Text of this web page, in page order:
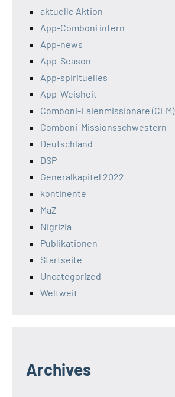
aktuelle Aktion
App-Comboni intern
App-news
App-Season
App-spirituelles
App-Weisheit
Comboni-Laienmissionare (CLM)
Comboni-Missionsschwestern
Deutschland
DSP
Generalkapitel 2022
kontinente
MaZ
Nigrizia
Publikationen
Startseite
Uncategorized
Weltweit
Archives